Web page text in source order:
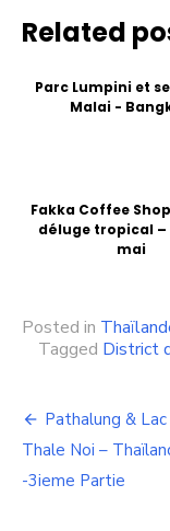
Related
Parc Lumpini et
Malai -
Fakka Coffee
déluge tropical –
mai
Posted in
Tagged District
de
l’article
Pathalung &
Thale Noi –
-3ieme Partie